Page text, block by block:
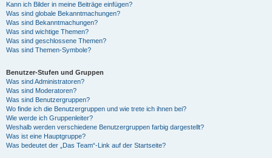
Kann ich Bilder in meine Beiträge einfügen?
Was sind globale Bekanntmachungen?
Was sind Bekanntmachungen?
Was sind wichtige Themen?
Was sind geschlossene Themen?
Was sind Themen-Symbole?
Benutzer-Stufen und Gruppen
Was sind Administratoren?
Was sind Moderatoren?
Was sind Benutzergruppen?
Wo finde ich die Benutzergruppen und wie trete ich ihnen bei?
Wie werde ich Gruppenleiter?
Weshalb werden verschiedene Benutzergruppen farbig dargestellt?
Was ist eine Hauptgruppe?
Was bedeutet der „Das Team“-Link auf der Startseite?